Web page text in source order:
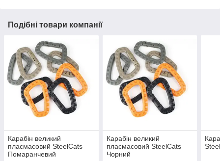
Подібні товари компанії
Карабін великий
пласмасовий SteelCats
Помаранчевий
Карабін великий
пласмасовий SteelCats
Чорний